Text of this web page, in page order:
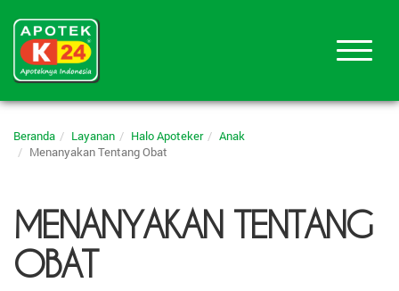
Beranda Layanan Halo Apoteker
Anak
Menanyakan Tentang Obat
MENANYAKAN TENTANG
OBAT